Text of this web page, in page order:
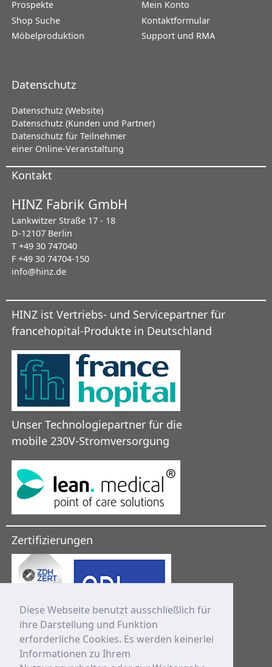
Diese Webseite benutzt ausschließlich für
ihre Darstellung und Funktion
erforderliche Cookies. Es werden keinerlei
Informationen zu Ihrem
Prospekte
Mein Konto
Shop Suche
Kontaktformular
Möbelproduktion
Support und RMA
Datenschutz
Datenschutz (Website)
Datenschutz (Kunden und Partner)
Datenschutz für Teilnehmer
einer Online-Veranstaltung
Kontakt
HINZ Fabrik GmbH
Lankwitzer Straße 17 - 18
D-12107 Berlin
T +49 30 747040
F +49 30 74704-150
info@hinz.de
HINZ ist Vertriebs- und Servicepartner für
francehopital-Produkte in Deutschland
Unser Technologiepartner für die
mobile 230V-Stromversorgung
Zertifizierungen